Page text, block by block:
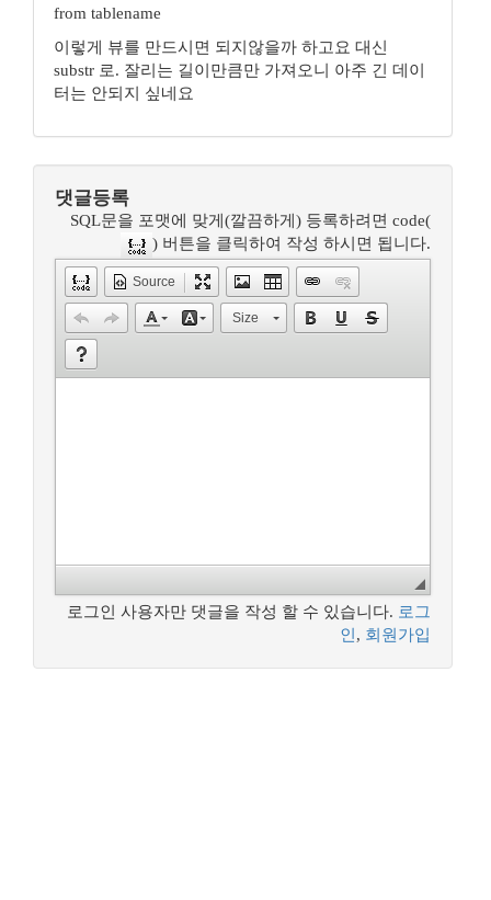
from tablename
이렇게 뷰를 만드시면 되지않을까 하고요 대신
substr 로. 잘리는 길이만큼만 가져오니 아주 긴 데이
터는 안되지 싶네요
댓글등록
SQL문을 포맷에 맞게(깔끔하게) 등록하려면 code(
) 버튼을 클릭하여 작성 하시면 됩니다.
Source
Size
로그인 사용자만 댓글을 작성 할 수 있습니다. 로그
인 , 회원가입